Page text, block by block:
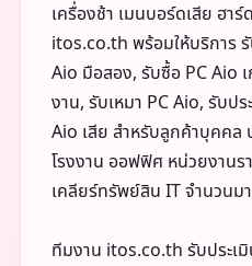
เครื่องช้า เมนบอร์ดเสีย ฮา
itos.co.th พร้อมให้บริการ
Aio มือสอง, รับซื้อ PC Aio
งาน, รับเหมา PC Aio, รับป
Aio เสีย สำหรับลูกค้าบุคคล
โรงงาน ออฟฟิศ หน่วยงานร
เคลียร์ทรัพย์สิน IT จำนวนม
ทีมงาน itos.co.th รับประเ